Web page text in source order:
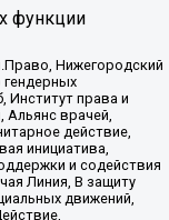
функции
Нижегородский
гендерных
Институт права и
Альянс врачей,
действие,
инициатива,
и содействия
Линия, В защиту
движений,